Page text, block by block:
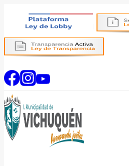
contenido